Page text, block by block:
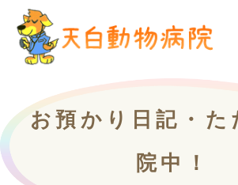
お預かり日記・
院中！